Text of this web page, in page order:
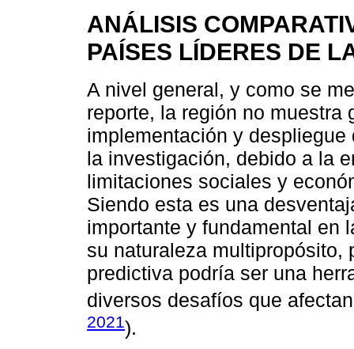
ANÁLISIS
PAÍSES LÍDERES DE
A nivel general, y como se
reporte, la región no muestra
implementación y
la investigación, debido a la
limitaciones sociales y
Siendo esta es una
importante y fundamental en
su naturaleza multipropósito,
predictiva podría ser una
diversos desafíos que
2021).